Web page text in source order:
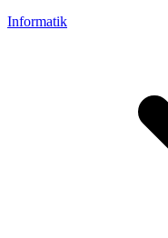
Informatik